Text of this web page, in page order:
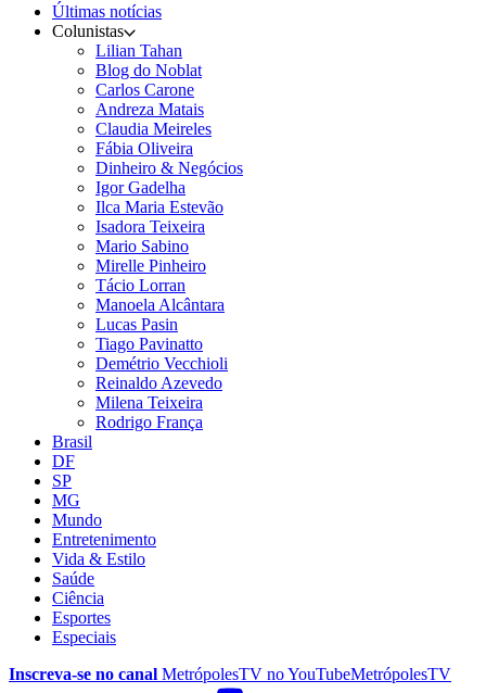
Últimas notícias
Colunistas
Lilian Tahan
Blog do Noblat
Carlos Carone
Andreza Matais
Claudia Meireles
Fábia Oliveira
Dinheiro & Negócios
Igor Gadelha
Ilca Maria Estevão
Isadora Teixeira
Mario Sabino
Mirelle Pinheiro
Tácio Lorran
Manoela Alcântara
Lucas Pasin
Tiago Pavinatto
Demétrio Vecchioli
Reinaldo Azevedo
Milena Teixeira
Rodrigo França
Brasil
DF
SP
MG
Mundo
Entretenimento
Vida & Estilo
Saúde
Ciência
Esportes
Especiais
Inscreva-se no canal MetrópolesTV noYouTubeMetrópolesTV